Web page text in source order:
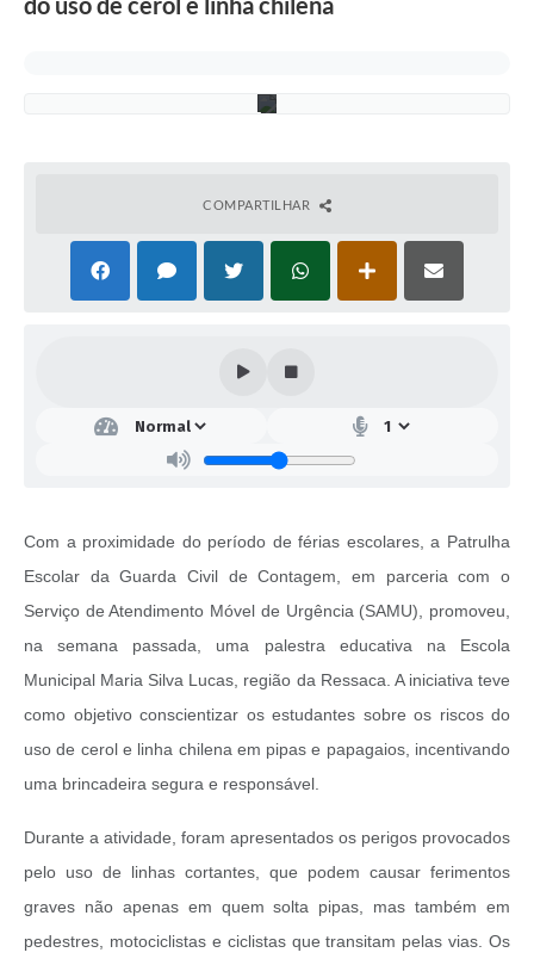
s
COMPARTILHAR
Com a proximidade do período de férias escolares, a Patrulha
Escolar da Guarda Civil de Contagem, em parceria com o
Serviço de Atendimento Móvel de Urgência (SAMU), promoveu,
na semana passada, uma palestra educativa na Escola
Municipal Maria Silva Lucas, região da Ressaca. A iniciativa teve
como objetivo conscientizar os estudantes sobre os riscos do
uso de cerol e linha chilena em pipas e papagaios, incentivando
uma brincadeira segura e responsável.
Durante a atividade, foram apresentados os perigos provocados
pelo uso de linhas cortantes, que podem causar ferimentos
graves não apenas em quem solta pipas, mas também em
pedestres, motociclistas e ciclistas que transitam pelas vias. Os